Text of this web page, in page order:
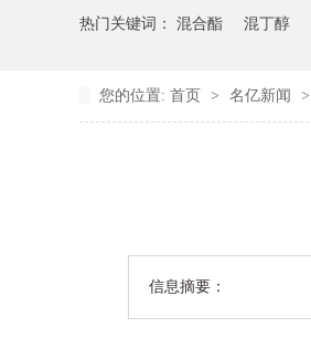
热门关键词： 混合酯 混丁醇
您的位置: 首页 > 名亿新闻 >
信息摘要：